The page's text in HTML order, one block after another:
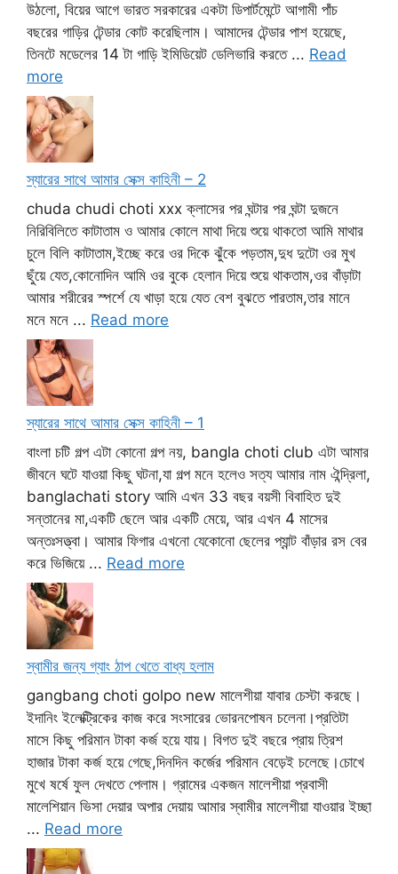
উঠলো, বিয়ের আগে ভারত সরকারের একটা ডিপার্টমেন্টে আগামী পাঁচ
বছরের গাড়ির টেন্ডার কোট করেছিলাম। আমাদের টেন্ডার পাশ হয়েছে,
তিনটে মডেলের 14 টা গাড়ি ইমিডিয়েট ডেলিভারি করতে ... Read
more
স্যারের সাথে আমার সেক্স কাহিনী – 2
chuda chudi choti xxx ক্লাসের পর ঘন্টার পর ঘন্টা দুজনে
নিরিবিলিতে কাটাতাম ও আমার কোলে মাথা দিয়ে শুয়ে থাকতো আমি মাথার
চুলে বিলি কাটাতাম,ইচ্ছে করে ওর দিকে ঝুঁকে পড়তাম,দুধ দুটো ওর মুখ
ছুঁয়ে যেত,কোনোদিন আমি ওর বুকে হেলান দিয়ে শুয়ে থাকতাম,ওর বাঁড়াটা
আমার শরীরের স্পর্শে যে খাড়া হয়ে যেত বেশ বুঝতে পারতাম,তার মানে
মনে মনে ... Read more
স্যারের সাথে আমার সেক্স কাহিনী – 1
বাংলা চটি গল্প এটা কোনো গল্প নয়, bangla choti club এটা আমার
জীবনে ঘটে যাওয়া কিছু ঘটনা,যা গল্প মনে হলেও সত্য আমার নাম ঐন্দ্রিলা,
banglachati story আমি এখন 33 বছর বয়সী বিবাহিত দুই
সন্তানের মা,একটি ছেলে আর একটি মেয়ে, আর এখন 4 মাসের
অন্তঃসত্ত্বা। আমার ফিগার এখনো যেকোনো ছেলের প্যান্ট বাঁড়ার রস বের
করে ভিজিয়ে ... Read more
স্বামীর জন্য গ্যাং ঠাপ খেতে বাধ্য হলাম
gangbang choti golpo new মালেশীয়া যাবার চেস্টা করছে।
ইদানিং ইলেক্ট্রিকের কাজ করে সংসারের ভোরনপোষন চলেনা।প্রতিটা
মাসে কিছু পরিমান টাকা কর্জ হয়ে যায়। বিগত দুই বছরে প্রায় ত্রিশ
হাজার টাকা কর্জ হয়ে গেছে,দিনদিন কর্জের পরিমান বেড়েই চলেছে।চোখে
মুখে ষর্ষে ফুল দেখতে পেলাম। গ্রামের একজন মালেশীয়া প্রবাসী
মালেশিয়ান ভিসা দেয়ার অপার দেয়ায় আমার স্বামীর মালেশীয়া যাওয়ার ইচ্ছা
... Read more